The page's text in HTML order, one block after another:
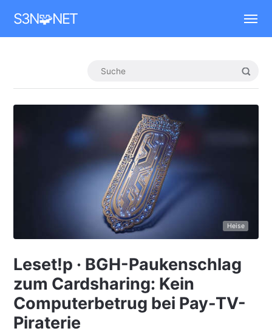
S3N🧩NET
Heise
Leset!p · BGH-Paukenschlag
zum Cardsharing: Kein
Computerbetrug bei Pay-TV-
Piraterie